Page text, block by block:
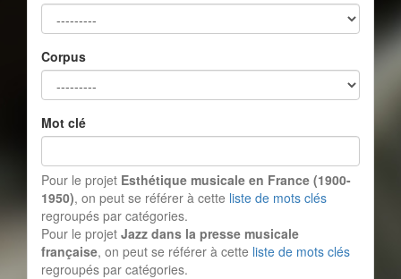
Corpus
Mot clé
Pour le projet Esthétique musicale en France (1900-
1950), on peut se référer à cette liste de mots clés
regroupés par catégories.
Pour le projet Jazz dans la presse musicale
française, on peut se référer à cette liste de mots clés
regroupés par catégories.